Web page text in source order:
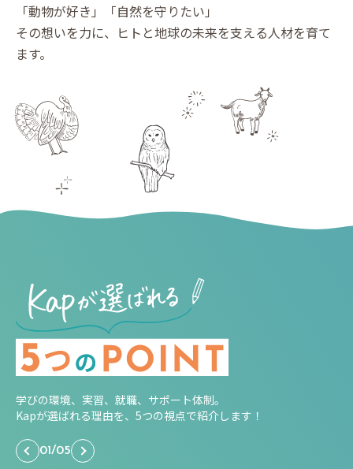
「動物が好き」「自然を守りたい」
その想いを力に、ヒトと地球の未来を支える人材を育て
ます。
学びの環境、実習、就職、サポート体制。
Kapが選ばれる理由を、5つの視点で紹介します！
01/05